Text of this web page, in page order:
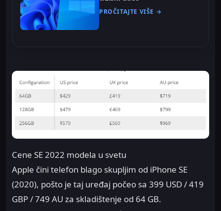
PROČITAJTE VIŠE →
Cene SE 2022 modela u svetu
Apple čini telefon blago skupljim od iPhone SE
(2020), pošto je taj uređaj počeo sa 399 USD / 419
GBP / 749 AU za skladištenje od 64 GB.